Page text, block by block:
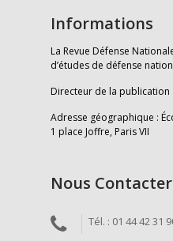
Informations
La Revue Défense
d’études de défense
Directeur de la publication
Adresse géographique :
1 place Joffre, Paris VII
Nous Contacter
Tél. : 01 44 42 31